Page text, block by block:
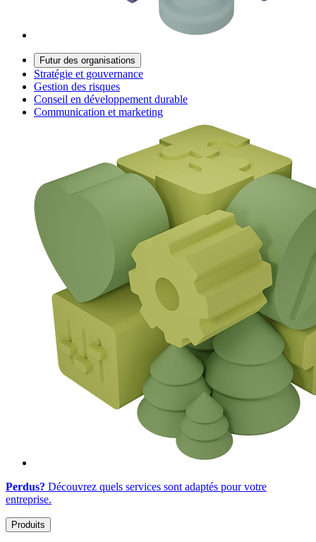
Futur des organisations
Stratégie et gouvernance
Gestion des risques
Conseil en développement durable
Communication et marketing
Perdus? Découvrez quels services sont adaptés pour votre
entreprise.
Produits